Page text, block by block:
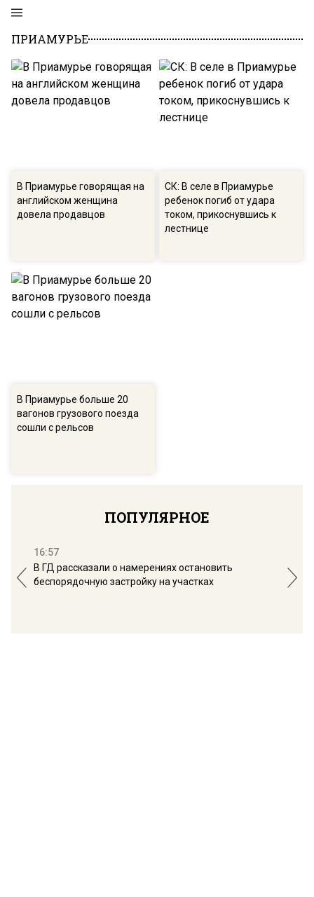
ПРИАМУРЬЕ
В Приамурье говорящая на
английском женщина
довела продавцов
СК: В селе в Приамурье
ребенок погиб от удара
током, прикоснувшись к
лестнице
В Приамурье больше 20
вагонов грузового поезда
сошли с рельсов
ПОПУЛЯРНОЕ
16:57
В ГД рассказали о намерениях остановить
беспорядочную застройку на участках